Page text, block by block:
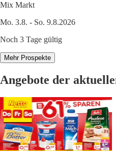
Mix Markt
Mo. 3.8. - So. 9.8.2026
Noch 3 Tage gültig
Mehr Prospekte
Angebote der